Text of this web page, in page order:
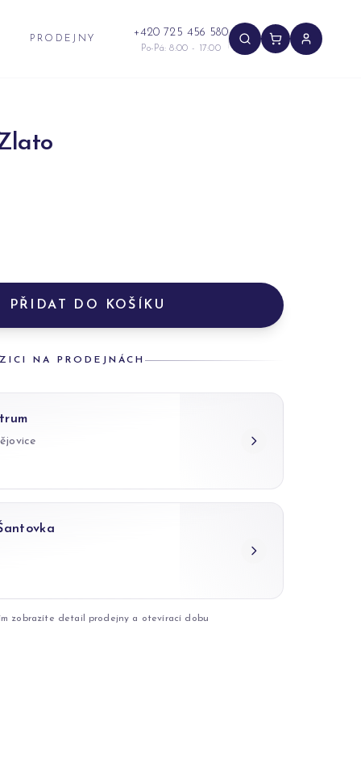
PRODEJNY +420 725 456 580
Po-Pá: 8:00 - 17:00
PŘIDAT DO KOŠÍKU
NA PRODEJNÁCH
zobrazíte detail prodejny a otevírací dobu